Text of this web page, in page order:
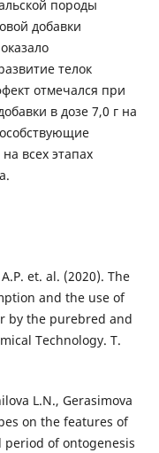
породы
добавки
телок
отмечался при
в дозе 7,0 г на
всех этапах
et. al. (2020). The
and the use of
by the purebred and
Technology. Т.
L.N., Gerasimova
on the features of
of ontogenesis